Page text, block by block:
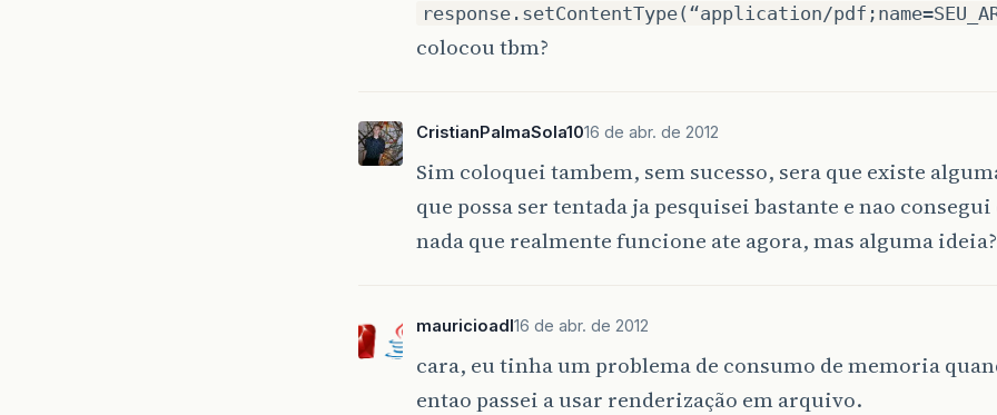
response.setContentType(“application/
colocou tbm?
CristianPalmaSola1016 de abr. de 2012
Sim coloquei tambem, sem sucesso, sera que existe
que possa ser tentada ja pesquisei bastante e nao
nada que realmente funcione ate agora, mas alguma ideia?
mauricioadl16 de abr. de 2012
cara, eu tinha um problema de consumo de memoria
entao passei a usar renderização em arquivo.